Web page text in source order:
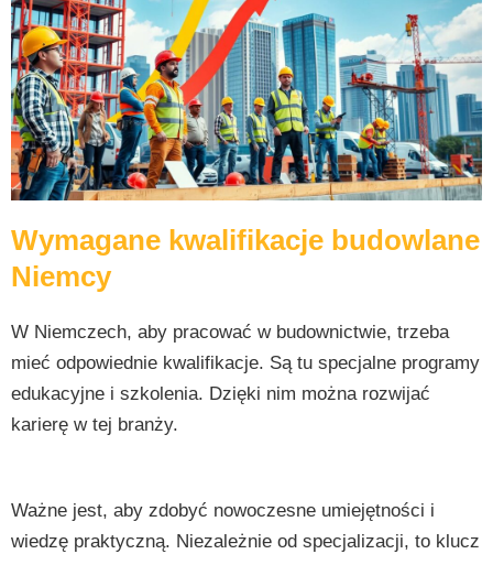
Wymagane kwalifikacje budowlane
Niemcy
W Niemczech, aby pracować w budownictwie, trzeba
mieć odpowiednie kwalifikacje. Są tu specjalne programy
edukacyjne i szkolenia. Dzięki nim można rozwijać
karierę w tej branży.
Ważne jest, aby zdobyć nowoczesne umiejętności i
wiedzę praktyczną. Niezależnie od specjalizacji, to klucz